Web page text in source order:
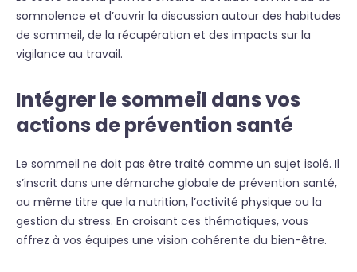
somnolence et d’ouvrir la discussion autour des habitudes
de sommeil, de la récupération et des impacts sur la
vigilance au travail.
Intégrer le sommeil dans vos
actions de prévention santé
Le sommeil ne doit pas être traité comme un sujet isolé. Il
s’inscrit dans une démarche globale de prévention santé,
au même titre que la nutrition, l’activité physique ou la
gestion du stress. En croisant ces thématiques, vous
offrez à vos équipes une vision cohérente du bien-être.